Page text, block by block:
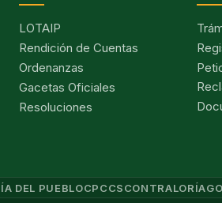
LOTAIP
Rendición de Cuentas
Ordenanzas
Gacetas Oficiales
Resoluciones
DEL PUEBLOCPCCSCONTRALORÍA